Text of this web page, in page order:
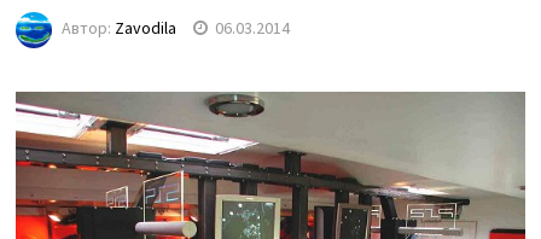
Автор: Zavodila 06.03.2014